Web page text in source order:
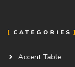
CATEGORIES
Accent Table